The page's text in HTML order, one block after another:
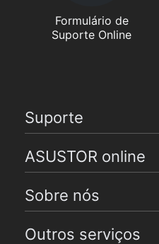
Formulário de
Suporte Online
Suporte
ASUSTOR online
Sobre nós
Outros serviços